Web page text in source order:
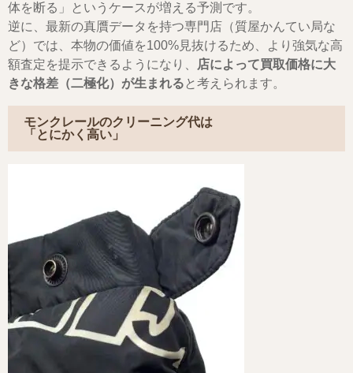
体を断る」というケースが増える予測です。
逆に、最新の真贋データを持つ専門店（質屋かんてい局な
ど）では、本物の価値を100%見抜けるため、より強気な高
額査定を提示できるようになり、 店によって買取価格に大
きな格差（二極化）が生まれる と考えられます。
モンクレールのクリーニング代は
「とにかく高い」